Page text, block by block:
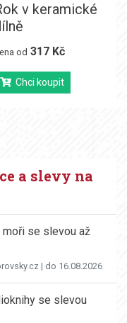
v keramické
od 317 Kč
Chci koupit
a slevy na
moři se slevou až
| do 16.08.2026
se slevou